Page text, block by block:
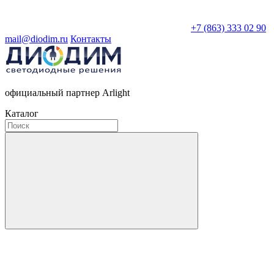
+7 (863) 333 02 90
mail@diodim.ru Контакты
официальный партнер Arlight
Каталог